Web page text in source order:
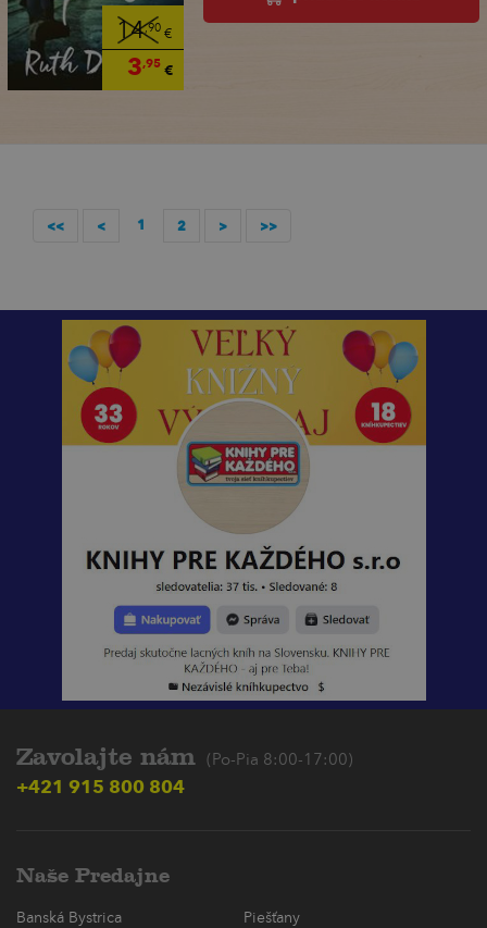
14,90€
3,95€
<< < 1 2 > >>
Zavolajte nám (Po-Pia 8:00-17:00)
+421 915 800 804
Naše Predajne
Banská Bystrica
Piešťany